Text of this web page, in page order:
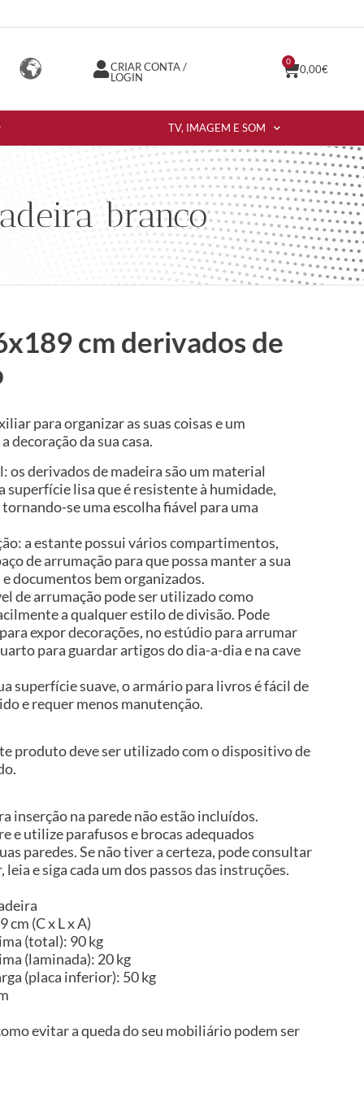
CRIAR CONTA /
LOGIN
0,00€
0
TV, IMAGEM E SOM
branco
cm derivados de
para organizar as suas coisas e um
da sua casa.
os derivados de madeira são um material
superfície lisa que é resistente à humidade,
se uma escolha fiável para uma
a estante possui vários compartimentos,
de arrumação para que possa manter a sua
documentos bem organizados.
de arrumação pode ser utilizado como
a qualquer estilo de divisão. Pode
expor decorações, no estúdio para arrumar
para guardar artigos do dia-a-dia e na cave
superfície suave, o armário para livros é fácil de
e requer menos manutenção.
produto deve ser utilizado com o dispositivo de
inserção na parede não estão incluídos.
e utilize parafusos e brocas adequados
paredes. Se não tiver a certeza, pode consultar
e siga cada um dos passos das instruções.
cm (C x L x A)
(total): 90 kg
(laminada): 20 kg
(placa inferior): 50 kg
evitar a queda do seu mobiliário podem ser